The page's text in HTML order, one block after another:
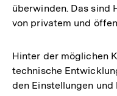
überwinden. Das sind
von privatem und
Hinter der möglichen
technische
den Einstellungen und